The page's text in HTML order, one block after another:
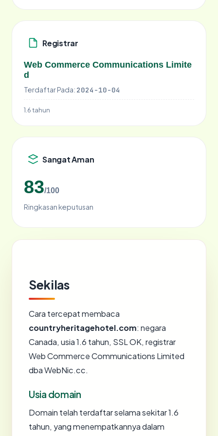
Registrar
Web Commerce Communications Limite
d
Terdaftar Pada: 2024-10-04
1.6 tahun
Sangat Aman
83/100
Ringkasan keputusan
Sekilas
Cara tercepat membaca
countryheritagehotel.com: negara
Canada, usia 1.6 tahun, SSL OK, registrar
Web Commerce Communications Limited
dba WebNic.cc.
Usia domain
Domain telah terdaftar selama sekitar 1.6
tahun, yang menempatkannya dalam